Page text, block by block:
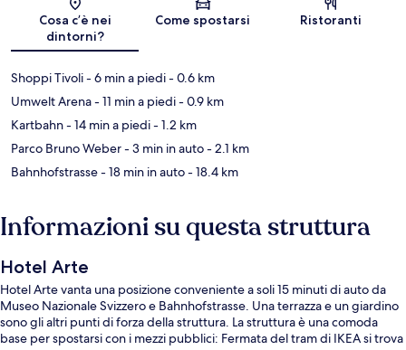
Mappa
Cosa c’è nei
dintorni?
Come spostarsi Ristoranti
Shoppi Tivoli- 6 min a piedi- 0.6 km
Umwelt Arena- 11 min a piedi- 0.9 km
Kartbahn- 14 min a piedi- 1.2 km
Parco Bruno Weber- 3 min in auto- 2.1 km
Bahnhofstrasse- 18 min in auto- 18.4 km
Informazioni su questa struttura
Hotel Arte
Hotel Arte vanta una posizione conveniente a soli 15 minuti di auto da
Museo Nazionale Svizzero e Bahnhofstrasse. Una terrazza e un giardino
sono gli altri punti di forza della struttura. La struttura è una comoda
base per spostarsi con i mezzi pubblici: Fermata del tram di IKEA si trova